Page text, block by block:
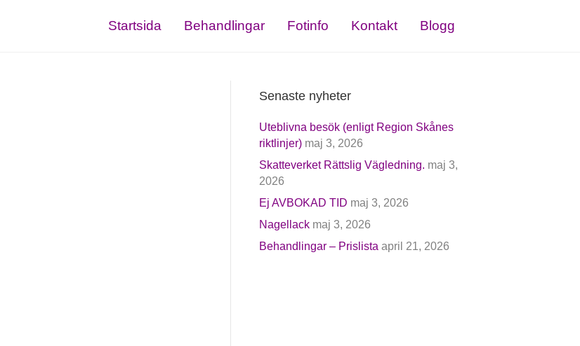
Startsida Behandlingar Fotinfo Kontakt Blogg
Senaste nyheter
Uteblivna besök (enligt Region Skånes
riktlinjer) maj 3, 2026
Skatteverket Rättslig Vägledning. maj 3,
2026
Ej AVBOKAD TID maj 3, 2026
Nagellack maj 3, 2026
Behandlingar – Prislista april 21, 2026